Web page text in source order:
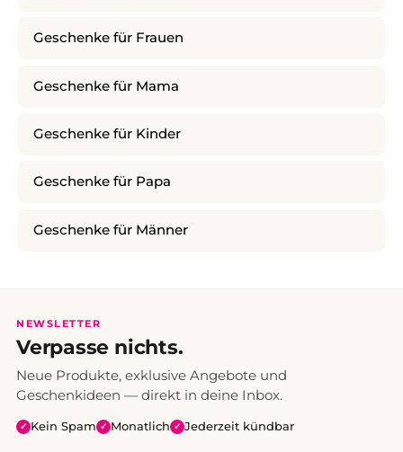
Geschenke für Frauen
Geschenke für Mama
Geschenke für Kinder
Geschenke für Papa
Geschenke für Männer
NEWSLETTER
Verpasse nichts.
Neue Produkte, exklusive Angebote und
Geschenkideen — direkt in deine Inbox.
✓ Kein Spam ✓ Monatlich ✓ Jederzeit kündbar